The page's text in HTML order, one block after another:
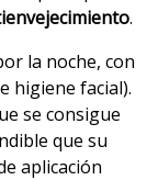
.
la noche, con
higiene facial).
se consigue
que su
aplicación